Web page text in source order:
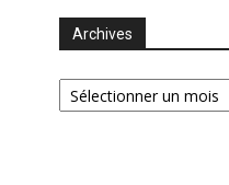
Archives
Archives